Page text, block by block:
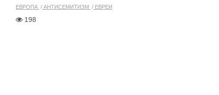
ЕВРОПА АНТИСЕМИТИЗМ ЕВРЕИ
198